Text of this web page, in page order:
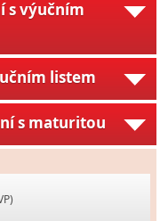
s výučním
listem
s maturitou